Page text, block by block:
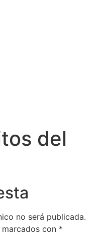
del
no será publicada.
con *